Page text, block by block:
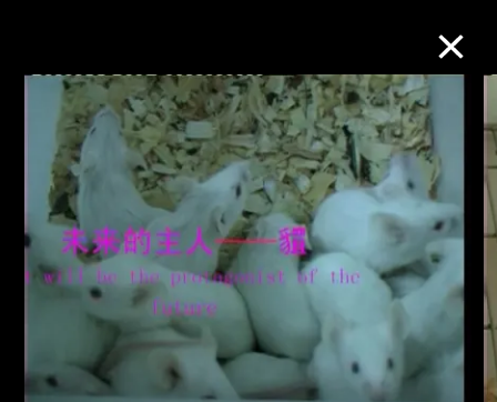
M+藏品
进一步筛选 搜索
关于M+藏品